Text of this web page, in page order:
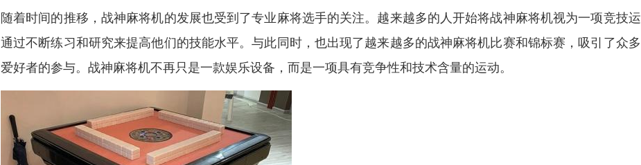
随着时间的推移，战神麻将机的发展也受到了专业麻将选手的关注。越来越多的人开始将战神麻将机视为一项竞技
通过不断练习和研究来提高他们的技能水平。与此同时，也出现了越来越多的战神麻将机比赛和锦标赛，吸引了众
爱好者的参与。战神麻将机不再只是一款娱乐设备，而是一项具有竞争性和技术含量的运动。